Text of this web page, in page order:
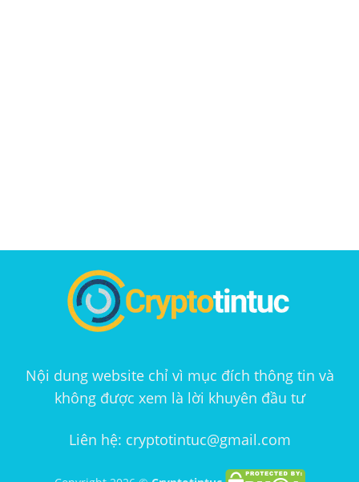
Nội dung website chỉ vì mục đích thông tin và
không được xem là lời khuyên đầu tư
Liên hệ: cryptotintuc@gmail.com